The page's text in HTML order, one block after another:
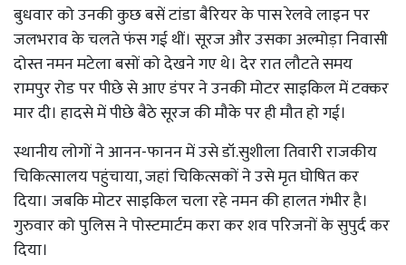
बुधवार को उनकी कुछ बसें टांडा बैरियर के पास रेलवे लाइन पर
जलभराव के चलते फंस गई थीं। सूरज और उसका अल्मोड़ा निवासी
दोस्त नमन मटेला बसों को देखने गए थे। देर रात लौटते समय
रामपुर रोड पर पीछे से आए डंपर ने उनकी मोटर साइकिल में टक्कर
मार दी। हादसे में पीछे बैठे सूरज की मौके पर ही मौत हो गई।
स्थानीय लोगों ने आनन-फानन में उसे डॉ.सुशीला तिवारी राजकीय
चिकित्सालय पहुंचाया, जहां चिकित्सकों ने उसे मृत घोषित कर
दिया। जबकि मोटर साइकिल चला रहे नमन की हालत गंभीर है।
गुरुवार को पुलिस ने पोस्टमार्टम करा कर शव परिजनों के सुपुर्द कर
दिया।